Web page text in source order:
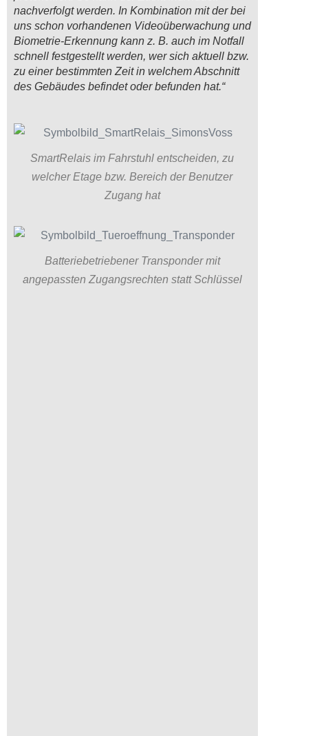
nachverfolgt werden. In Kombination mit der bei
uns schon vorhandenen Videoüberwachung und
Biometrie-Erkennung kann z. B. auch im Notfall
schnell festgestellt werden, wer sich aktuell bzw.
zu einer bestimmten Zeit in welchem Abschnitt
des Gebäudes befindet oder befunden hat.“
SmartRelais im Fahrstuhl entscheiden, zu
welcher Etage bzw. Bereich der Benutzer
Zugang hat
Batteriebetriebener Transponder mit
angepassten Zugangsrechten statt Schlüssel